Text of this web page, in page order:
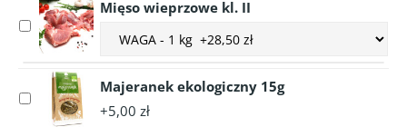
wieprzowa
trybowana
Łopatka
wieprzowa
Select
accessory
wieprzowe
Mięso wieprzowe kl. II
Choose
accessory
Mięso
wieprzowe
Select
accessory
Majeranek ekologiczny 15g
+5,00 zł